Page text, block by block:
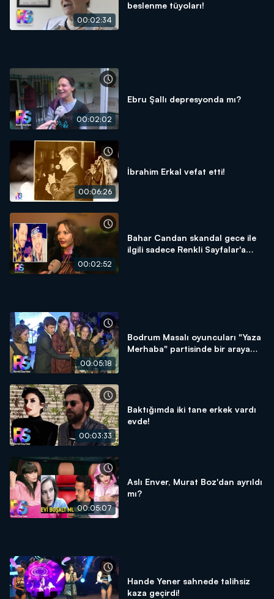
00:02:34
beslenme tüyoları!
00:02:02
Ebru Şallı depresyonda mı?
00:06:26
İbrahim Erkal vefat etti!
00:02:52
Bahar Candan skandal gece ile
ilgili sadece Renkli Sayfalar'a
00:05:18
Bodrum Masalı oyuncuları "Yaza
Merhaba" partisinde bir araya
00:03:33
Baktığımda iki tane erkek vardı
evde!
00:05:07
Aslı Enver, Murat Boz'dan ayrıldı
mı?
Hande Yener sahnede talihsiz
kaza geçirdi!